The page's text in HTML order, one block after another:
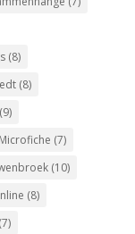
(8)
(8)
(9)
Microfiche (7)
(10)
(8)
(7)